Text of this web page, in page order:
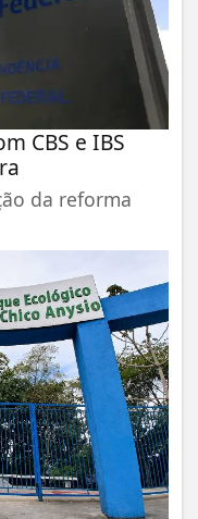
CBS e IBS
da reforma